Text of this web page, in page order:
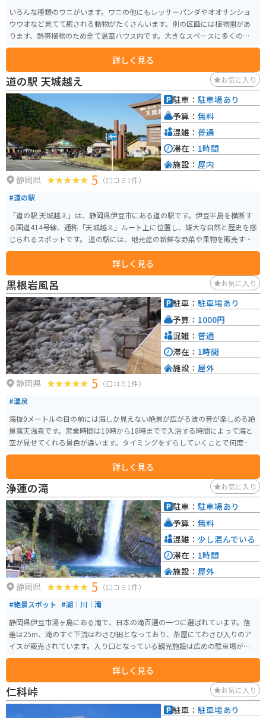
いろんな種類のワニがいます。ワニの他にもレッサーパンダやオオサンショ
ウウオなど見てて癒される動物がたくさんいます。別の区画には植物園があ
ります、熱帯植物のため全て温室ハウス内です。大きなスペースに多くのハス
池が設置されておりとても綺麗です。他にも珍しい植物が植えられていまし
た。売られているスイーツにはバナナが使われていてどれも美味しいです。
マスコットであるワニのお土産グッズも絶妙なデザインで欲しくなります。
少し時間のある際の暇つぶしとしてピッタリな場所です。
詳しく見る
道の駅 天城越え お気に入り
静岡県 5 （口コミ1件）
#道の駅
「道の駅 天城越え」は、静岡県伊豆市にある道の駅です。伊豆半島を横断す
る国道414号線、通称「天城越え」ルート上に位置し、雄大な自然と歴史を感
じられるスポットです。 道の駅には、地元産の新鮮な野菜や果物を販売する
農産物直売所、伊豆ならではの海産物やお土産が揃う物産館、そして天城の
清流で育ったわさびや猪肉を使った料理が味わえる食事処があります。名物
の「猪鍋うどん」は、寒い季節にぴったりで、バイクツーリングで冷えた体
を温めてくれます。 周辺には、石川さゆりさんのヒット曲で知られる「天城
トンネル」や、全長4kmにも及ぶ遊歩道が整備された「浄蓮の滝」など、観
光スポットも充実しています。道の駅には、これらの観光スポットや周辺の
道路情報などを案内してくれる観光案内所もあり、ツーリングの休憩にも最
適です。 バイクで訪れる際は、天城越えのワインディングロードは急カーブ
やアップダウンが続くので、走行には注意が必要です。駐車場は広く、バイ
ク専用のスペースも確保されています。
詳しく見る
駐車： 駐車場あり
予算： 無料
混雑： 普通
滞在： 1時間
施設： 屋内
黒根岩風呂 お気に入り
静岡県 5 （口コミ1件）
#温泉
海抜0メートルの目の前には海しか見えない絶景が広がる波の音が楽しめる絶
景露天温泉です。営業時間は10時から18時までで入浴する時間によって海と
空が見せてくれる景色が違います。タイミングをずらしていくことで何度も
楽しめるスポットとなっています。
詳しく見る
駐車： 駐車場あり
予算： 1000円
混雑： 普通
滞在： 1時間
施設： 屋外
浄蓮の滝 お気に入り
静岡県 5 （口コミ1件）
#絶景スポット #湖｜川｜滝
静岡県伊豆市湯ヶ島にある滝で、日本の滝百選の一つに選ばれています。落
差は25m、滝のすぐ下流はわさび田となっており、茶屋にてわさび入りのア
イスが販売されています。入り口となっている観光施設は広めの駐車場があ
り、食事もできます。お土産はわさびを使用した加工品や地酒など名産品が
詳しく見る
駐車： 駐車場あり
予算： 無料
混雑： 少し混んでいる
滞在： 1時間
施設： 屋外
仁科峠 お気に入り
駐車： 駐車場あり